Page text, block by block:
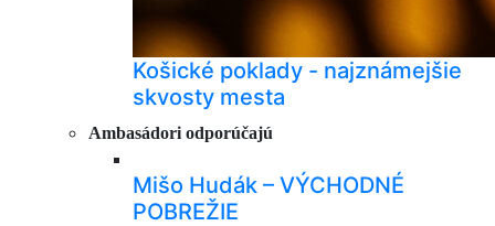
Košické poklady - najznámejšie
skvosty mesta
Ambasádori odporúčajú
Mišo Hudák – VÝCHODNÉ
POBREŽIE